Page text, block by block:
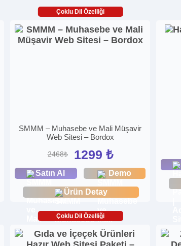
Çoklu Dil Özelliği
SMMM – Muhasebe ve Mali Müşavir
Web Sitesi – Bordox
2468₺ 1299 ₺
Satın Al Demo
Ürün Detay
Çoklu Dil Özelliği